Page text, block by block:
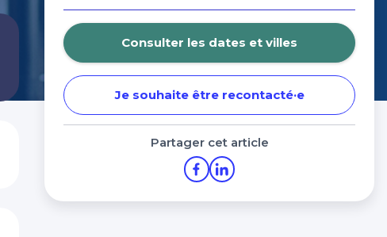
Consulter les dates et villes
Je souhaite être recontacté·e
Partager cet article